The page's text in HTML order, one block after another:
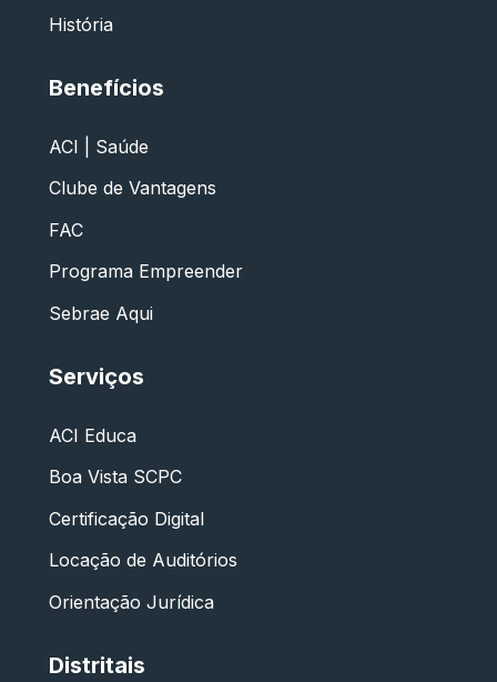
História
Benefícios
ACI | Saúde
Clube de Vantagens
FAC
Programa Empreender
Sebrae Aqui
Serviços
ACI Educa
Boa Vista SCPC
Certificação Digital
Locação de Auditórios
Orientação Jurídica
Distritais